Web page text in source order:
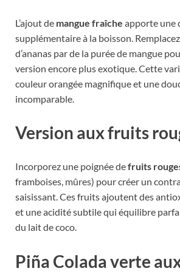
L’ajout de mangue fraîche apporte une
supplémentaire à la boisson.
d’ananas par de la purée de mangue
version encore plus exotique. Cette
couleur orangée magnifique et une
incomparable.
Version aux fruits
Incorporez une poignée defruits
framboises, mûres) pour créer un
saisissant. Ces fruits ajoutent des
et une acidité subtile qui équilibre
du lait de coco.
Piña Colada verte